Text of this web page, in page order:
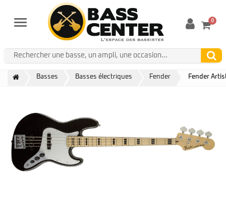
Menu 0
Basses Basses électriques Fender Fender